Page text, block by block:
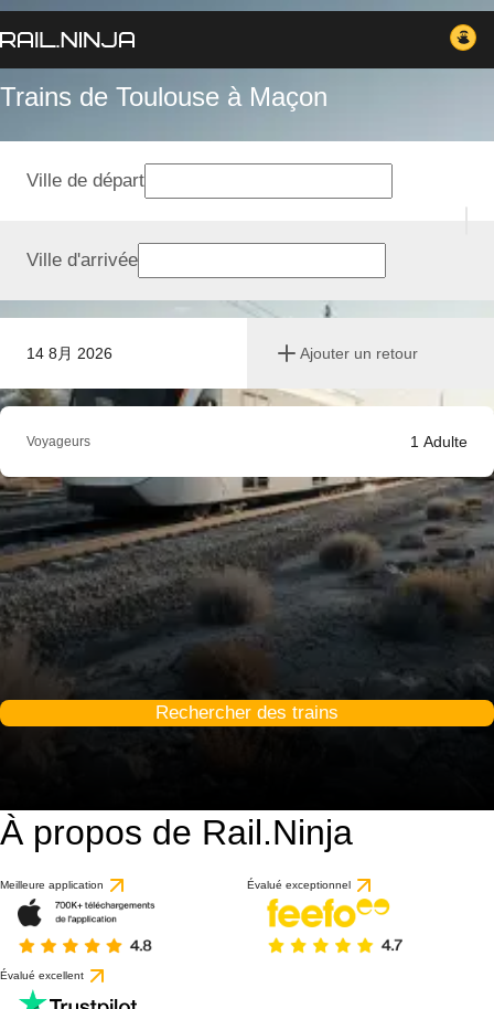
Trains de Toulouse à Maçon
14 8月 2026 Ajouter un retour
Ville de départ
Ville d'arrivée
Voyageurs 1 Adulte
Rechercher des trains
À propos de Rail.Ninja
Meilleure application Évalué exceptionnel
Évalué excellent